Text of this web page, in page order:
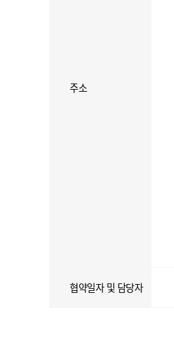
주소
협약일자 및 담당자